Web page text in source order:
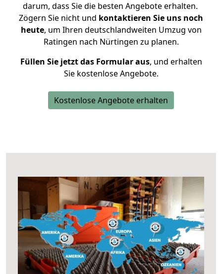
darum, dass Sie die besten Angebote erhalten.
Zögern Sie nicht und kontaktieren Sie uns noch
heute, um Ihren deutschlandweiten Umzug von
Ratingen nach Nürtingen zu planen.
Füllen Sie jetzt das Formular aus, und erhalten
Sie kostenlose Angebote.
Kostenlose Angebote erhalten